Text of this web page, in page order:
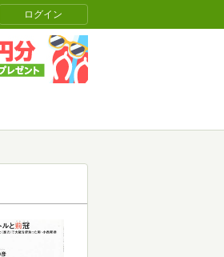
ログイン